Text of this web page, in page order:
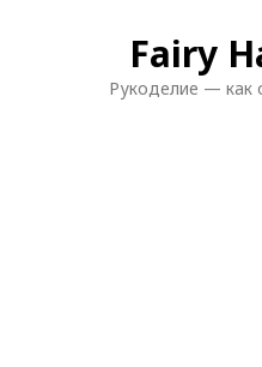
Fairy
Рукоделие — как